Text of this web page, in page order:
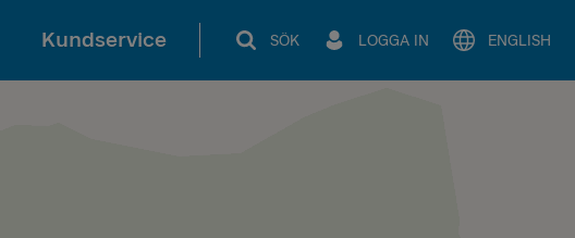
Kundservice SÖK LOGGA IN ENGLISH